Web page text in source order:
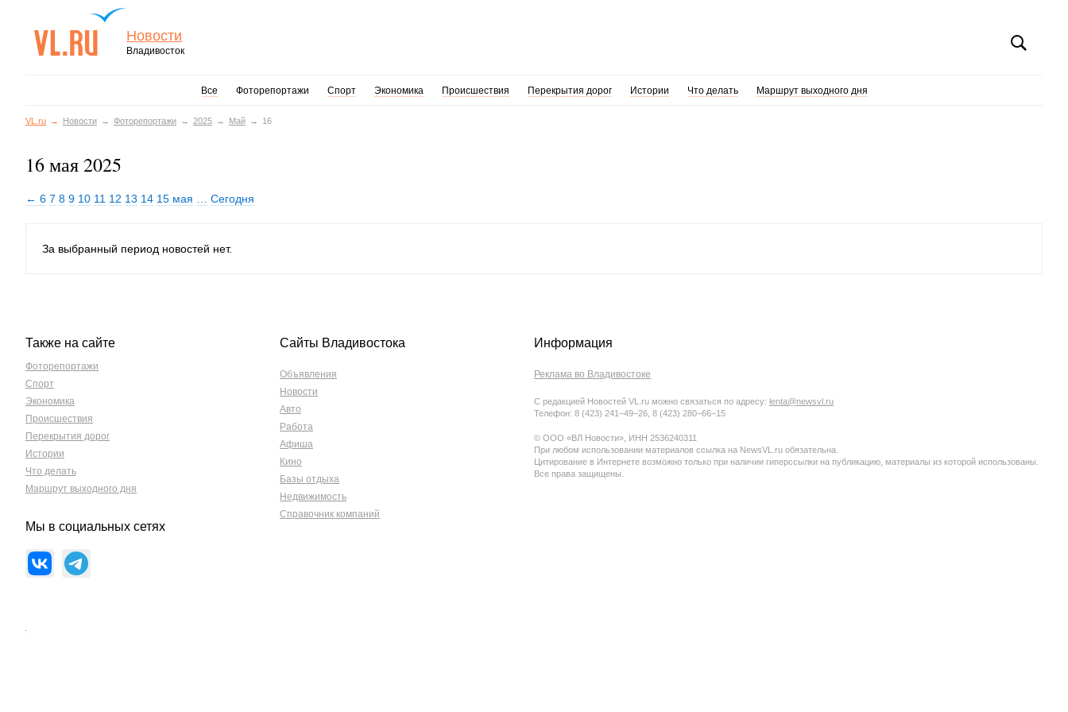
Новости
Владивосток
Все Фоторепортажи Спорт Экономика Происшествия Перекрытия дорог Истории Что делать Маршрут выходного дня
VL.ru Новости Фоторепортажи 2025 Май 16
16 мая 2025
← 6 7 8 9 10 11 12 13 14 15 мая Сегодня
За выбранный период новостей нет.
Также на сайте
Фоторепортажи
Спорт
Экономика
Происшествия
Перекрытия дорог
Истории
Что делать
Маршрут выходного дня
Мы в социальных сетях
Сайты Владивостока
Объявления
Новости
Авто
Работа
Афиша
Кино
Базы отдыха
Недвижимость
Справочник компаний
Информация
Реклама во Владивостоке
С редакцией Новостей VL.ru можно связаться по адресу: lenta@newsvl.ru
Телефон: 8 (423) 241−49−26, 8 (423) 280−66−15
© ООО «ВЛ Новости», ИНН 2536240311
При любом использовании материалов ссылка на NewsVL.ru обязательна.
Цитирование в Интернете возможно только при наличии гиперссылки на публикацию, материалы из которой использованы.
Все права защищены.